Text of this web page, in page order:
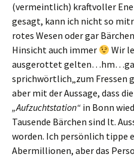
(vermeintlich) kraftvoller
gesagt, kann ich nicht so
rotes Wesen oder gar
Hinsicht auch immer
Wir
ausgerottet
sprichwörtlich„zum Fressen
aber mit der Aussage, dass
„Aufzuchtstation“ in Bonn
Tausende Bärchen sind lt.
worden. Ich persönlich tippe
Abermillionen, aber das